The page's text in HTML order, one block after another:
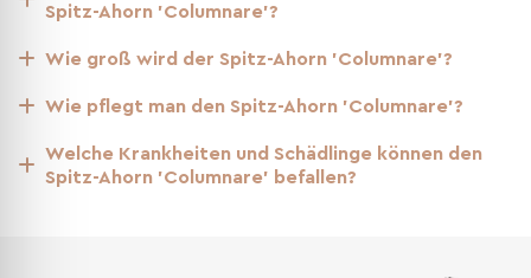
gezüchtet. Seine Geschichte und Entwicklung sind ein Beispiel
ästhetische und räumliche Bedürfnisse anzupassen.
Anpflanzung des Säulenförmigen
Spitzahorn
Spitz-Ahorn 'Columnare'?
Wie groß wird der Spitz-Ahorn 'Columnare'?
Wie pflegt man den Spitz-Ahorn 'Columnare'?
Welche Krankheiten und Schädlinge können den
Spitz-Ahorn 'Columnare' befallen?